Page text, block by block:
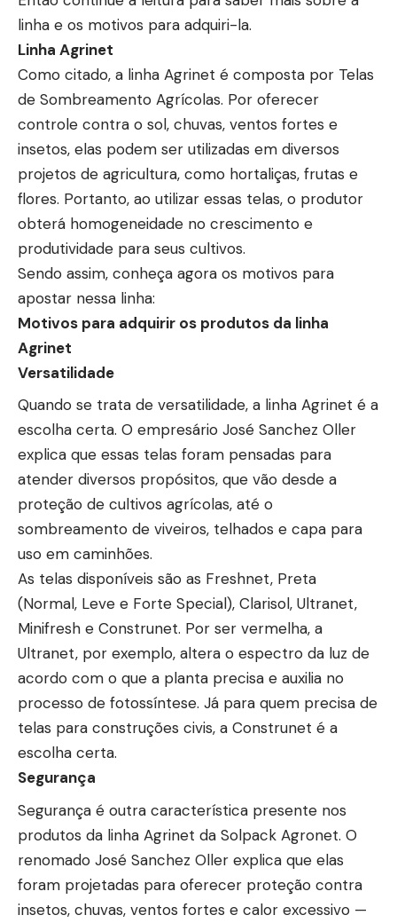
linha e os motivos para adquiri-la.
Linha Agrinet
Como citado, a linha Agrinet é composta por Telas
de Sombreamento Agrícolas. Por oferecer
controle contra o sol, chuvas, ventos fortes e
insetos, elas podem ser utilizadas em diversos
projetos de agricultura, como hortaliças, frutas e
flores. Portanto, ao utilizar essas telas, o produtor
obterá homogeneidade no crescimento e
produtividade para seus cultivos.
Sendo assim, conheça agora os motivos para
apostar nessa linha:
Motivos para adquirir os produtos da linha
Agrinet
Versatilidade
Quando se trata de versatilidade, a linha Agrinet é a
escolha certa. O empresário José Sanchez Oller
explica que essas telas foram pensadas para
atender diversos propósitos, que vão desde a
proteção de cultivos agrícolas, até o
sombreamento de viveiros, telhados e capa para
uso em caminhões.
As telas disponíveis são as Freshnet, Preta
(Normal, Leve e Forte Special), Clarisol, Ultranet,
Minifresh e Construnet. Por ser vermelha, a
Ultranet, por exemplo, altera o espectro da luz de
acordo com o que a planta precisa e auxilia no
processo de fotossíntese. Já para quem precisa de
telas para construções civis, a Construnet é a
escolha certa.
Segurança
Segurança é outra característica presente nos
produtos da linha Agrinet da Solpack Agronet. O
renomado José Sanchez Oller explica que elas
foram projetadas para oferecer proteção contra
insetos, chuvas, ventos fortes e calor excessivo —